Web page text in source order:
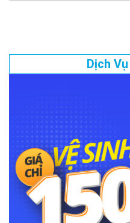
Dịch